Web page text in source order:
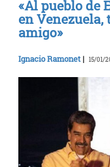
«Al pueblo de
en Venezuela,
amigo»
Ignacio Ramonet | 15/01/